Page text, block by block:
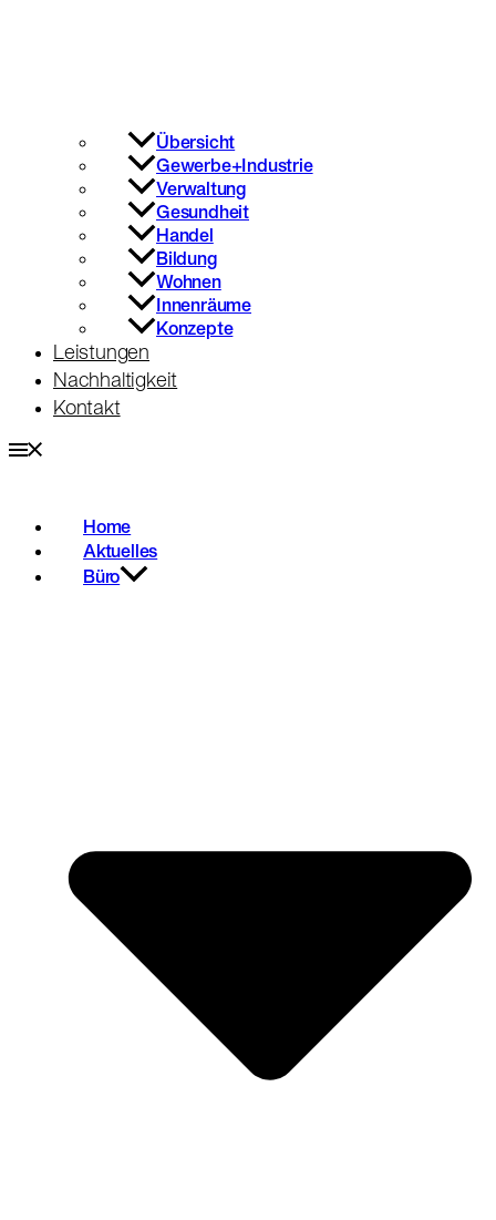
Übersicht
Gewerbe+Industrie
Verwaltung
Gesundheit
Handel
Bildung
Wohnen
Innenräume
Konzepte
Leistungen
Nachhaltigkeit
Kontakt
Home
Aktuelles
Büro